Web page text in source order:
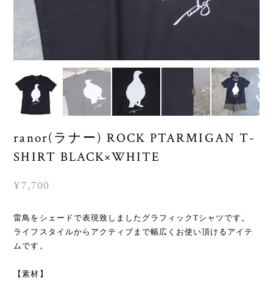
ranor(ラナー) ROCK PTARMIGAN T-
SHIRT BLACK×WHITE
¥7,700
雷鳥をシェードで表現致しましたグラフィックTシャツです。
ライフスタイルからアクティブまで幅広くお使い頂けるアイテ
ムです。
【素材】